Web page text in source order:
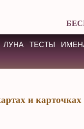
ЛУНА ТЕСТЫ
и карточках